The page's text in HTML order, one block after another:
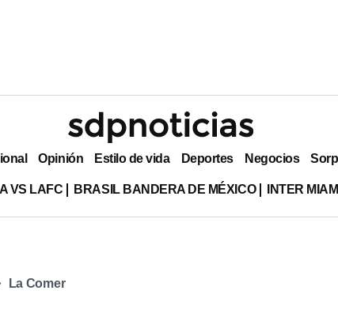
Opinión Estilo de vida Deportes Negocios
VS LAFC BRASIL BANDERA DE MÉXICO INTER
La Comer